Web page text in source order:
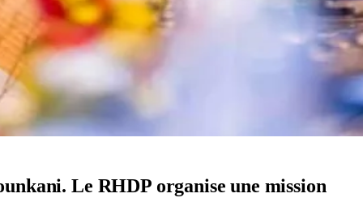
Le RHDP organise une mission